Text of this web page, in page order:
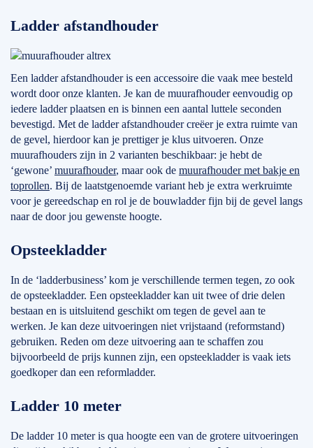
Ladder afstandhouder
Een ladder afstandhouder is een accessoire die vaak mee besteld
wordt door onze klanten. Je kan de muurafhouder eenvoudig op
iedere ladder plaatsen en is binnen een aantal luttele seconden
bevestigd. Met de ladder afstandhouder creëer je extra ruimte van
de gevel, hierdoor kan je prettiger je klus uitvoeren. Onze
muurafhouders zijn in 2 varianten beschikbaar: je hebt de
‘gewone’ muurafhouder, maar ook de muurafhouder met bakje en
toprollen. Bij de laatstgenoemde variant heb je extra werkruimte
voor je gereedschap en rol je de bouwladder fijn bij de gevel langs
naar de door jou gewenste hoogte.
Opsteekladder
In de ‘ladderbusiness’ kom je verschillende termen tegen, zo ook
de opsteekladder. Een opsteekladder kan uit twee of drie delen
bestaan en is uitsluitend geschikt om tegen de gevel aan te
werken. Je kan deze uitvoeringen niet vrijstaand (reformstand)
gebruiken. Reden om deze uitvoering aan te schaffen zou
bijvoorbeeld de prijs kunnen zijn, een opsteekladder is vaak iets
goedkoper dan een reformladder.
Ladder 10 meter
De ladder 10 meter is qua hoogte een van de grotere uitvoeringen